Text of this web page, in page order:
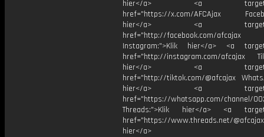
hier</a> <a
href="https://x.com/AFCAjax
hier</a> <a
href="http://facebook.com/afcajax
Instagram:">Klik hier</a> <a
href="http://instagram.com/afcajax
hier</a> <a
href="http://tiktok.com/@afcajax
hier</a> <a
href="https://whatsapp.com/channel/
Threads:">Klik hier</a> <a
href="https://www.threads.net/
hier</a>